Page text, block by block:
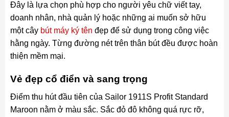
Đây là lựa chọn phù hợp cho người yêu chữ viết tay,
doanh nhân, nhà quản lý hoặc những ai muốn sở hữu
một cây bút máy ký tên đẹp để sử dụng trong công việc
hằng ngày. Từng đường nét trên thân bút đều được hoàn
thiện mềm mại.
Vẻ đẹp cổ điển và sang trọng
Điểm thu hút đầu tiên của Sailor 1911S Profit Standard
Maroon nằm ở màu sắc. Sắc đỏ đô không quá rực rỡ,